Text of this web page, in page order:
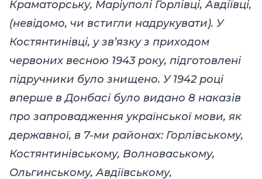
Краматорську, Маріуполі Горлівці, Авдіївці,
(невідомо, чи встигли надрукувати). У
Костянтинівці, у зв’язку з приходом
червоних весною 1943 року, підготовлені
підручники було знищено. У 1942 році
вперше в Донбасі було видано 8 наказів
про запровадження української мови, як
державної, в 7-ми районах: Горлівському,
Костянтинівському, Волноваському,
Ольгинському, Авдіївському,